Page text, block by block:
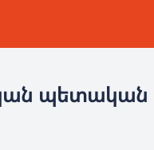
պետական